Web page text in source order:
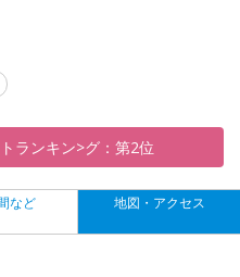
ランキン>グ：第2位
など 地図・アクセス